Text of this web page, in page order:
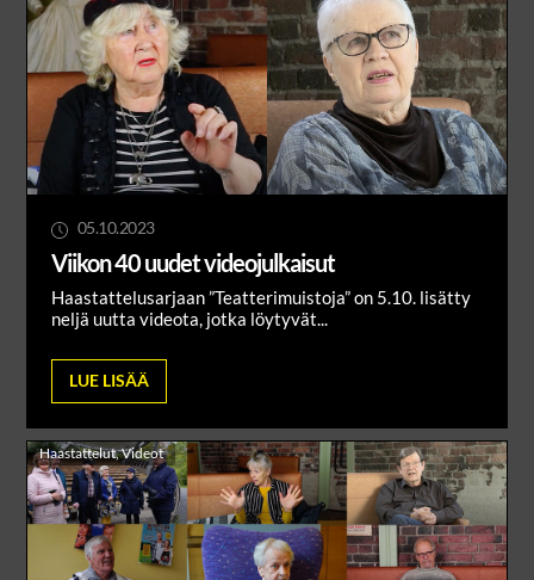
05.10.2023
Viikon 40 uudet videojulkaisut
Haastattelusarjaan ”Teatterimuistoja” on 5.10. lisätty
neljä uutta videota, jotka löytyvät...
LUE LISÄÄ
Haastattelut,Videot